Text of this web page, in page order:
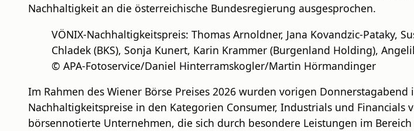
Nachhaltigkeit an die österreichische Bundesregierung ausgesprochen.
VÖNIX-Nachhaltigkeitspreis: Thomas Arnoldner, Jana Kovandzic-Pataky,
Chladek (BKS), Sonja Kunert, Karin Krammer (Burgenland Holding),
© APA-Fotoservice/Daniel Hinterramskogler/Martin Hörmandinger
Im Rahmen des Wiener Börse Preises 2026 wurden vorigen
Nachhaltigkeitspreise in den Kategorien Consumer, Industrials und
börsennotierte Unternehmen, die sich durch besondere Leistungen im